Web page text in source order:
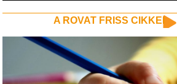
A ROVAT FRISS CIKKEI